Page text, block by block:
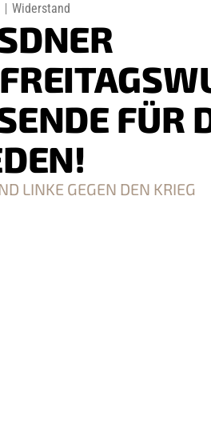
Widerstand
FÜR
LINKE GEGEN DEN KRIEG